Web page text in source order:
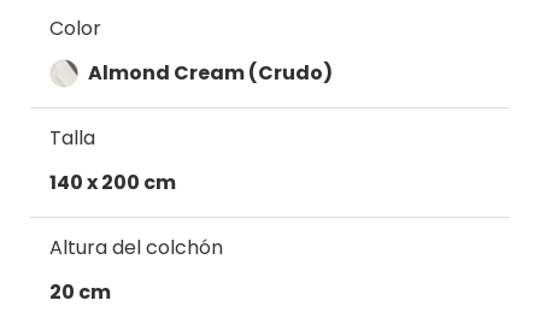
Color
Almond Cream (Crudo)
Talla
140 x 200 cm
Altura del colchón
20 cm